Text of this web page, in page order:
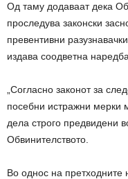
Од таму додаваат дека
проследува законски
превентивни
издава соодветна
„Согласно законот за
посебни истражни мерки
дела строго предвидени
Обвинителството.
Во однос на